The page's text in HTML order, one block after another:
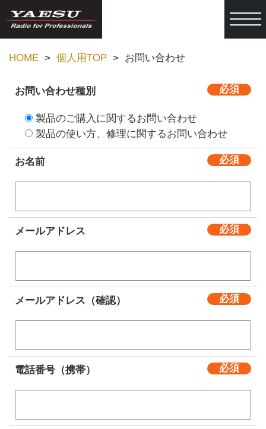
HOME 個人用TOP お問い合わせ
お問い合わせ種別
製品のご購入に関するお問い合わせ
製品の使い方、修理に関するお問い合わせ
お名前
メールアドレス
メールアドレス（確認）
電話番号（携帯）